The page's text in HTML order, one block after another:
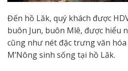
Đến hồ Lăk, quý khách được
buôn Jun, buôn Mlê, được hiểu
cũng như nét đặc trưng văn
M’Nông sinh sống tại hồ Lăk.